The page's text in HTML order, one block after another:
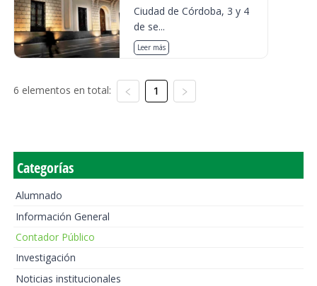
Ciudad de Córdoba, 3 y 4
de se...
Leer más
6 elementos en total: 1
Categorías
Alumnado
Información General
Contador Público
Investigación
Noticias institucionales